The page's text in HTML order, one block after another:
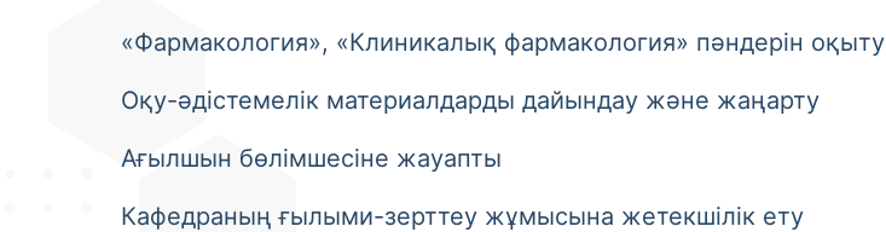
«Фармакология», «Клиникалық фармакология» пәндерін оқыту
Оқу-әдістемелік материалдарды дайындау және жаңарту
Ағылшын бөлімшесіне жауапты
Кафедраның ғылыми-зерттеу жұмысына жетекшілік ету